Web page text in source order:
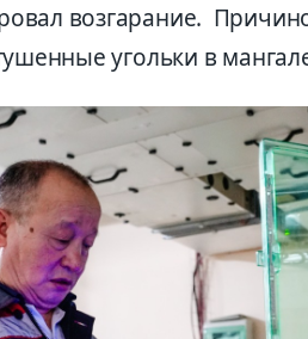
возгарание.
угольки в